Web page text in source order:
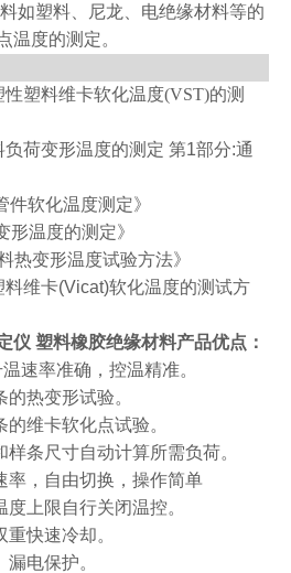
如塑料、尼龙、电绝缘材料等的
温度的测定。
性塑料维卡软化温度(VST)的测
负荷变形温度的测定 第1部分:通
件软化温度测定》
形温度的测定》
热变形温度试验方法》
料维卡(Vicat)软化温度的测试方
仪 塑料橡胶绝缘材料产品优点：
速率准确，控温精准。
热变形试验。
维卡软化点试验。
条尺寸自动计算所需负荷。
率，自由切换，操作简单
上限自行关闭温控。
快速冷却。
电保护。